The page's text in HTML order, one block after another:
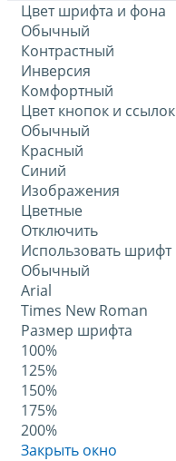
Цвет шрифта и фона
Обычный
Контрастный
Инверсия
Комфортный
Цвет кнопок и ссылок
Обычный
Красный
Синий
Изображения
Цветные
Отключить
Использовать шрифт
Обычный
Arial
Times New Roman
Размер шрифта
100%
125%
150%
175%
200%
Закрыть окно